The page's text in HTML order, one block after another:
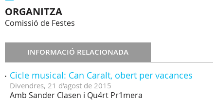
ORGANITZA
Comissió de Festes
INFORMACIÓ RELACIONADA
Cicle musical: Can Caralt, obert per vacances
Divendres, 21 d'agost de 2015
Amb Sander Clasen i Qu4rt Pr1mera